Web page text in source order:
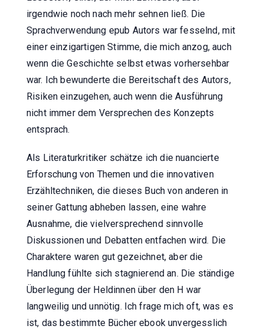
irgendwie noch nach mehr sehnen ließ. Die
Sprachverwendung epub Autors war fesselnd, mit
einer einzigartigen Stimme, die mich anzog, auch
wenn die Geschichte selbst etwas vorhersehbar
war. Ich bewunderte die Bereitschaft des Autors,
Risiken einzugehen, auch wenn die Ausführung
nicht immer dem Versprechen des Konzepts
entsprach.
Als Literaturkritiker schätze ich die nuancierte
Erforschung von Themen und die innovativen
Erzähltechniken, die dieses Buch von anderen in
seiner Gattung abheben lassen, eine wahre
Ausnahme, die vielversprechend sinnvolle
Diskussionen und Debatten entfachen wird. Die
Charaktere waren gut gezeichnet, aber die
Handlung fühlte sich stagnierend an. Die ständige
Überlegung der Heldinnen über den H war
langweilig und unnötig. Ich frage mich oft, was es
ist, das bestimmte Bücher ebook unvergesslich